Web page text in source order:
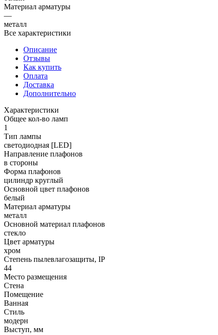
Материал арматуры
—
металл
Все характеристики
Описание
Отзывы
Как купить
Оплата
Доставка
Дополнительно
Характеристики
Общее кол-во ламп
1
Тип лампы
светодиодная [LED]
Направление плафонов
в стороны
Форма плафонов
цилиндр круглый
Основной цвет плафонов
белый
Материал арматуры
металл
Основной материал плафонов
стекло
Цвет арматуры
хром
Степень пылевлагозащиты, IP
44
Место размещения
Стена
Помещение
Ванная
Стиль
модерн
Выступ, мм